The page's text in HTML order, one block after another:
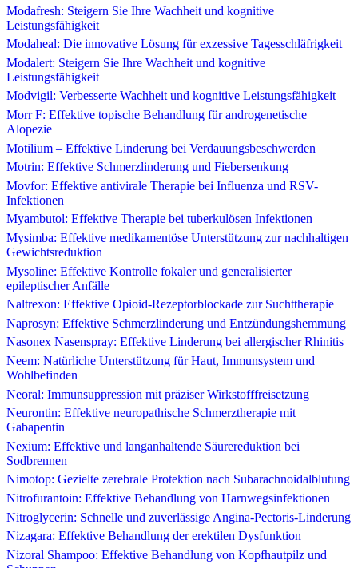
Modafresh: Steigern Sie Ihre Wachheit und kognitive
Leistungsfähigkeit
Modaheal: Die innovative Lösung für exzessive Tagesschläfrigkeit
Modalert: Steigern Sie Ihre Wachheit und kognitive
Leistungsfähigkeit
Modvigil: Verbesserte Wachheit und kognitive Leistungsfähigkeit
Morr F: Effektive topische Behandlung für androgenetische
Alopezie
Motilium – Effektive Linderung bei Verdauungsbeschwerden
Motrin: Effektive Schmerzlinderung und Fiebersenkung
Movfor: Effektive antivirale Therapie bei Influenza und RSV-
Infektionen
Myambutol: Effektive Therapie bei tuberkulösen Infektionen
Mysimba: Effektive medikamentöse Unterstützung zur nachhaltigen
Gewichtsreduktion
Mysoline: Effektive Kontrolle fokaler und generalisierter
epileptischer Anfälle
Naltrexon: Effektive Opioid-Rezeptorblockade zur Suchttherapie
Naprosyn: Effektive Schmerzlinderung und Entzündungshemmung
Nasonex Nasenspray: Effektive Linderung bei allergischer Rhinitis
Neem: Natürliche Unterstützung für Haut, Immunsystem und
Wohlbefinden
Neoral: Immunsuppression mit präziser Wirkstofffreisetzung
Neurontin: Effektive neuropathische Schmerztherapie mit
Gabapentin
Nexium: Effektive und langanhaltende Säurereduktion bei
Sodbrennen
Nimotop: Gezielte zerebrale Protektion nach Subarachnoidalblutung
Nitrofurantoin: Effektive Behandlung von Harnwegsinfektionen
Nitroglycerin: Schnelle und zuverlässige Angina-Pectoris-Linderung
Nizagara: Effektive Behandlung der erektilen Dysfunktion
Nizoral Shampoo: Effektive Behandlung von Kopfhautpilz und